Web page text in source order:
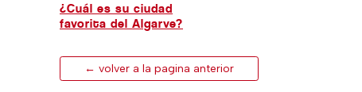
¿Cuál es su ciudad
favorita del Algarve?
← volver a la pagina anterior